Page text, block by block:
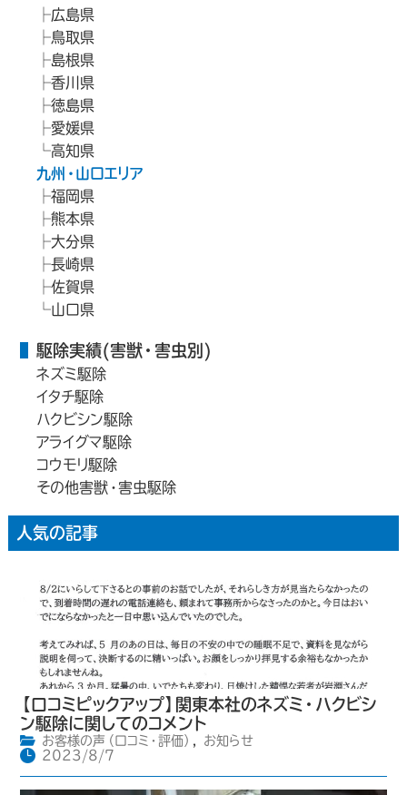
広島県
鳥取県
島根県
香川県
徳島県
愛媛県
高知県
九州・山口エリア
福岡県
熊本県
大分県
長崎県
佐賀県
山口県
駆除実績(害獣・害虫別)
ネズミ駆除
イタチ駆除
ハクビシン駆除
アライグマ駆除
コウモリ駆除
その他害獣・害虫駆除
人気の記事
【口コミピックアップ】関東本社のネズミ・ハクビシ
ン駆除に関してのコメント
お客様の声（口コミ・評価） ,
お知らせ
2023/8/7